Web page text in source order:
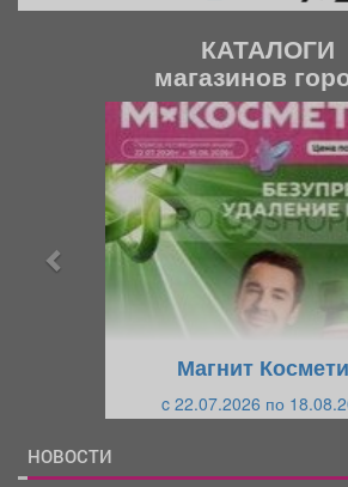
КАТАЛОГИ
магазинов
Магнит
c 22.07.2026 по
НОВОСТИ